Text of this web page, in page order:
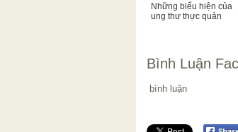
Những biểu hiện của
ung thư thực quản
Bình Luận
bình luận